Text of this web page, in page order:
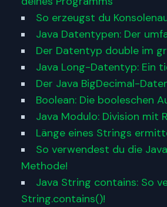
So erzeugst du
Java Datentypen: Der
Der Datentyp double im
Java Long-Datentyp: Ein
Der Java BigDecimal-
Boolean: Die booleschen
Java Modulo: Division mit
Länge eines Strings
So verwendest du die
Methode!
Java String contains: So
String.contains()!